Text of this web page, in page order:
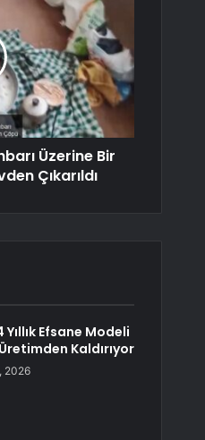
Üzerine Bir
Çıkarıldı
Yıllık Efsane Modeli
Kaldırıyor
2026